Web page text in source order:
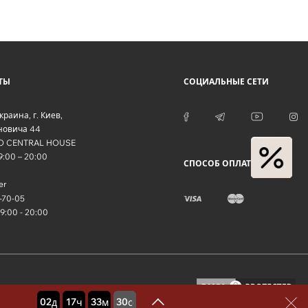
02дней
17часов
33минут
29секунд
, г. Киев,
44
CENTRAL HOUSE
– 20:00
70-05
- 20:00
СОЦИАЛЬНЫЕ СЕТИ
СПОСОБ ОПЛАТЫ